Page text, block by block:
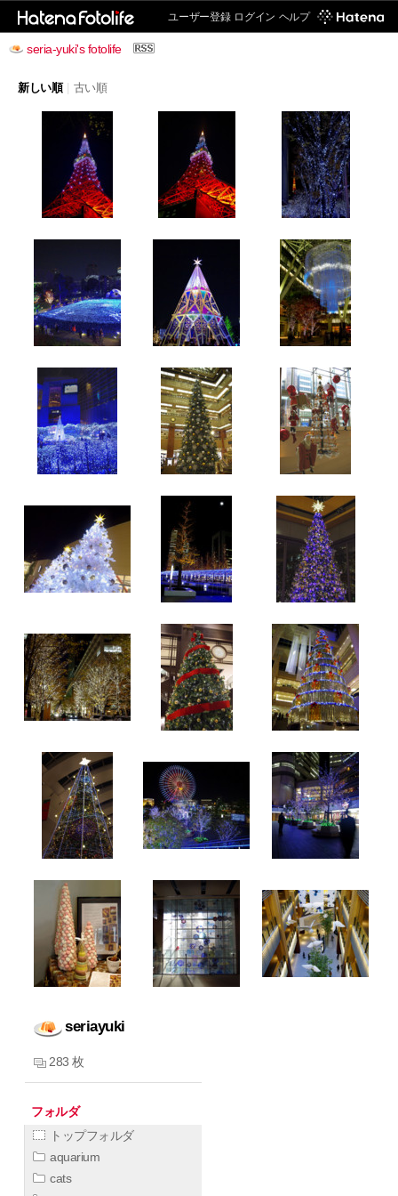
ユーザー登録 ログイン ヘルプ
seria-yuki's fotolife
新しい順 古い順
seriayuki
283 枚
フォルダ
トップフォルダ
aquarium
cats